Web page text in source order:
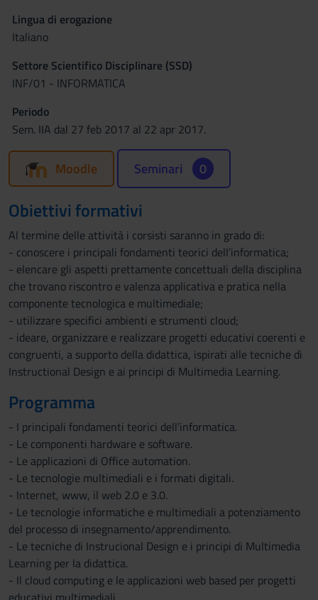
Lingua di erogazione
Italiano
Settore Scientifico Disciplinare (SSD)
INF/01 - INFORMATICA
Periodo
Sem. IIA dal 27 feb 2017 al 22 apr 2017.
Moodle Seminari 0
Obiettivi formativi
Al termine delle attività i corsisti saranno in grado di:
- conoscere i principali fondamenti teorici dell’informatica;
- elencare gli aspetti prettamente concettuali della disciplina
che trovano riscontro e valenza applicativa e pratica nella
componente tecnologica e multimediale;
- utilizzare specifici ambienti e strumenti cloud;
- ideare, organizzare e realizzare progetti educativi coerenti e
congruenti, a supporto della didattica, ispirati alle tecniche di
Instructional Design e ai principi di Multimedia Learning.
Programma
- I principali fondamenti teorici dell’informatica.
- Le componenti hardware e software.
- Le applicazioni di Office automation.
- Le tecnologie multimediali e i formati digitali.
- Internet, www, il web 2.0 e 3.0.
- Le tecnologie informatiche e multimediali a potenziamento
del processo di insegnamento/apprendimento.
- Le tecniche di Instrucional Design e i principi di Multimedia
Learning per la didattica.
- Il cloud computing e le applicazioni web based per progetti